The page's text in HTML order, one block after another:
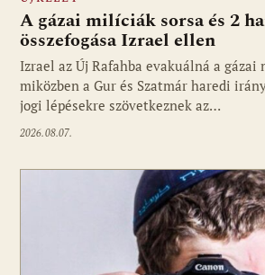
A gázai milíciák sorsa és 2
összefogása Izrael ellen
Izrael az Új Rafahba evakuálná a
miközben a Gur és Szatmár haredi
jogi lépésekre szövetkeznek az…
2026.08.07.